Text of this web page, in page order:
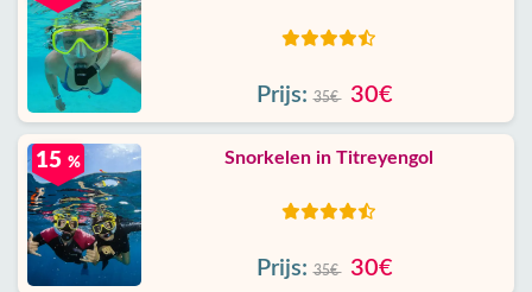
Prijs: 35€ 30€
15 % Snorkelen in Titreyengol
Prijs: 35€ 30€